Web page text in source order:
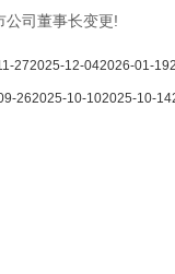
公司董事长变更!
2026-01-19
2025-12-04
27
2025-10-14
2025-10-10
26